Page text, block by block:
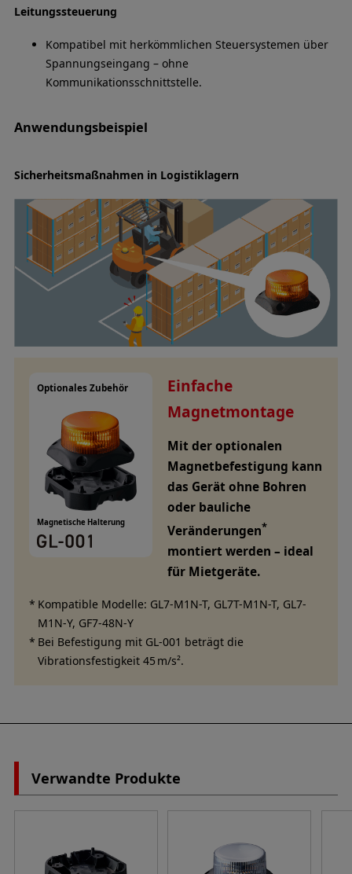
Leitungssteuerung
Kompatibel mit herkömmlichen Steuersystemen über
Spannungseingang – ohne
Kommunikationsschnittstelle.
Anwendungsbeispiel
Sicherheitsmaßnahmen in Logistiklagern
Optionales Zubehör
Magnetische Halterung
Einfache
Magnetmontage
Mit der optionalen
Magnetbefestigung kann
das Gerät ohne Bohren
oder bauliche
Veränderungen*
montiert werden – ideal
für Mietgeräte.
Kompatible Modelle: GL7-M1N-T, GL7T-M1N-T, GL7-
M1N-Y, GF7-48N-Y
Bei Befestigung mit GL-001 beträgt die
Vibrationsfestigkeit 45 m/s².
Verwandte Produkte